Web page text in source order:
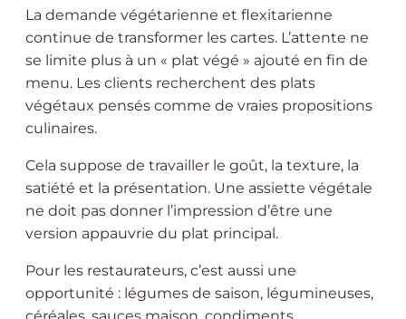
La demande végétarienne et flexitarienne
continue de transformer les cartes. L’attente ne
se limite plus à un « plat végé » ajouté en fin de
menu. Les clients recherchent des plats
végétaux pensés comme de vraies propositions
culinaires.
Cela suppose de travailler le goût, la texture, la
satiété et la présentation. Une assiette végétale
ne doit pas donner l’impression d’être une
version appauvrie du plat principal.
Pour les restaurateurs, c’est aussi une
opportunité : légumes de saison, légumineuses,